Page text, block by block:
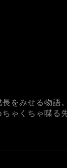
をみせる物語
ゃくちゃ喋る